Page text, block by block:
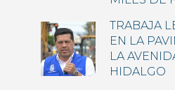
TRABAJA
EN LA
LA
HIDALGO